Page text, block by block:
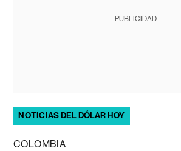
PUBLICIDAD
NOTICIAS DEL DÓLAR HOY
COLOMBIA